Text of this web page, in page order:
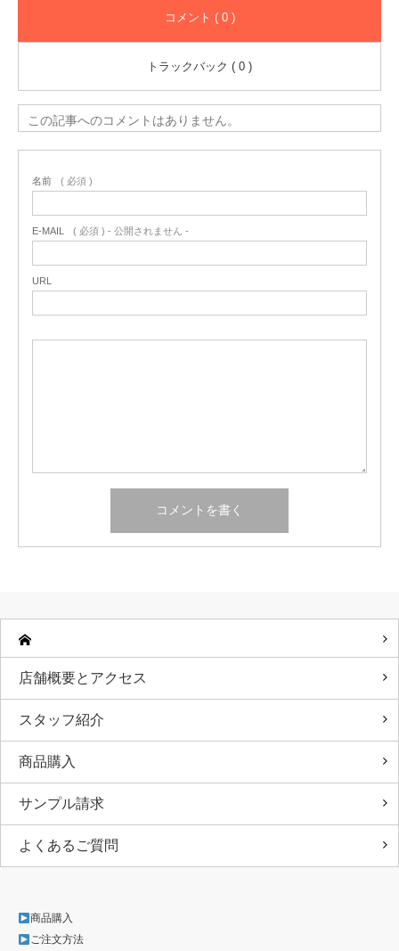
コメント ( 0 )
トラックバック ( 0 )
この記事へのコメントはありません。
名前 ( 必須 )
E-MAIL ( 必須 ) - 公開されません -
URL
店舗概要とアクセス
スタッフ紹介
商品購入
サンプル請求
よくあるご質問
商品購入
ご注文方法